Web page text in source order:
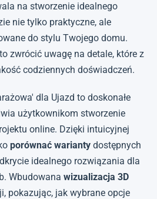
na stworzenie idealnego
nie tylko praktyczne, ale
do stylu Twojego domu.
zwrócić uwagę na detale, które z
codziennych doświadczeń.
dla Ujazd to doskonałe
użytkownikom stworzenie
online. Dzięki intuicyjnej
porównać warianty dostępnych
idealnego rozwiązania dla
Wbudowana wizualizacja 3D
pokazując, jak wybrane opcje